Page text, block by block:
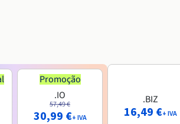
Promoção
.IO
57,49 €
30,99 €+ IVA
.BIZ
16,49 €+ IVA